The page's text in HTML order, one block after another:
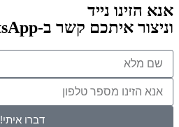
אנא הזינו נייד
וניצור איתכם קשר ב-WhatsApp
דברו איתי!